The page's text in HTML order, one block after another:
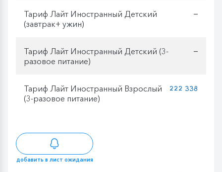
Тариф Лайт Иностранный Детский
(завтрак+ ужин)
—
Тариф Лайт Иностранный Детский (3-
разовое питание)
—
Тариф Лайт Иностранный Взрослый
(3-разовое питание)
222 338
добавить в лист ожидания